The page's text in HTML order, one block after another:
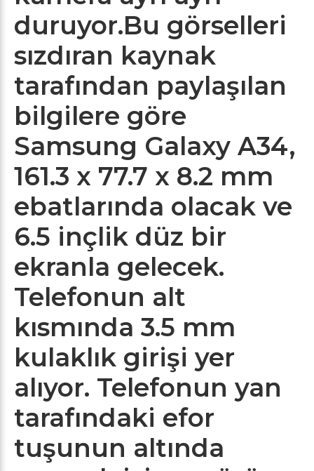
duruyor.Bu görselleri
sızdıran kaynak
tarafından paylaşılan
bilgilere göre
Samsung Galaxy A34,
161.3 x 77.7 x 8.2 mm
ebatlarında olacak ve
6.5 inçlik düz bir
ekranla gelecek.
Telefonun alt
kısmında 3.5 mm
kulaklık girişi yer
alıyor. Telefonun yan
tarafındaki efor
tuşunun altında